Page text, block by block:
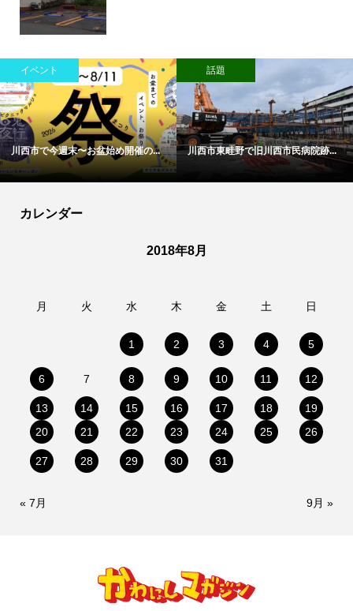
イベント
川西市で今週末〜お盆始め開催の...
話題
川西市東畦野で旧川西市民病院跡...
カレンダー
2018年8月
月 火 水 木 金 土 日
1 2 3 4 5
6 7 8 9 10 11 12
13 14 15 16 17 18
19
20
21 22 23 24 25 26
27 28 29 30 31
« 7月 9月 »